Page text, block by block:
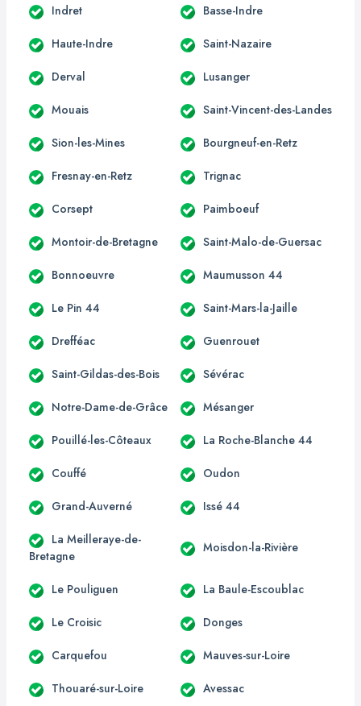
Indret Basse-Indre
Haute-Indre Saint-Nazaire
Derval Lusanger
Mouais Saint-Vincent-des-Landes
Sion-les-Mines Bourgneuf-en-Retz
Fresnay-en-Retz Trignac
Corsept Paimboeuf
Montoir-de-Bretagne Saint-Malo-de-Guersac
Bonnoeuvre Maumusson 44
Le Pin 44 Saint-Mars-la-Jaille
Drefféac Guenrouet
Saint-Gildas-des-Bois Sévérac
Notre-Dame-de-Grâce Mésanger
Pouillé-les-Côteaux La Roche-Blanche 44
Couffé Oudon
Grand-Auverné Issé 44
La Meilleraye-de-
Bretagne
Moisdon-la-Rivière
Le Pouliguen La Baule-Escoublac
Le Croisic Donges
Carquefou Mauves-sur-Loire
Thouaré-sur-Loire Avessac